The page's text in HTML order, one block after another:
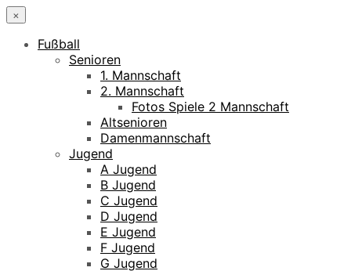
×
Fußball
Senioren
1. Mannschaft
2. Mannschaft
Fotos Spiele 2 Mannschaft
Altsenioren
Damenmannschaft
Jugend
A Jugend
B Jugend
C Jugend
D Jugend
E Jugend
F Jugend
G Jugend